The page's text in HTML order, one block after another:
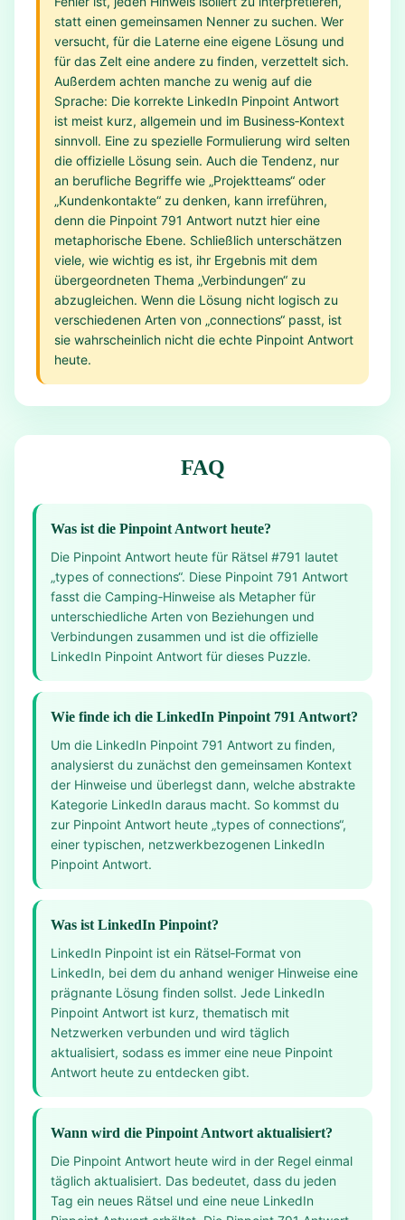
statt einen gemeinsamen Nenner zu suchen. Wer
versucht, für die Laterne eine eigene Lösung und
für das Zelt eine andere zu finden, verzettelt sich.
Außerdem achten manche zu wenig auf die
Sprache: Die korrekte LinkedIn Pinpoint Antwort
ist meist kurz, allgemein und im Business‑Kontext
sinnvoll. Eine zu spezielle Formulierung wird selten
die offizielle Lösung sein. Auch die Tendenz, nur
an berufliche Begriffe wie „Projektteams“ oder
„Kundenkontakte“ zu denken, kann irreführen,
denn die Pinpoint 791 Antwort nutzt hier eine
metaphorische Ebene. Schließlich unterschätzen
viele, wie wichtig es ist, ihr Ergebnis mit dem
übergeordneten Thema „Verbindungen“ zu
abzugleichen. Wenn die Lösung nicht logisch zu
verschiedenen Arten von „connections“ passt, ist
sie wahrscheinlich nicht die echte Pinpoint Antwort
heute.
FAQ
Was ist die Pinpoint Antwort heute?
Die Pinpoint Antwort heute für Rätsel #791 lautet
„types of connections“. Diese Pinpoint 791 Antwort
fasst die Camping‑Hinweise als Metapher für
unterschiedliche Arten von Beziehungen und
Verbindungen zusammen und ist die offizielle
LinkedIn Pinpoint Antwort für dieses Puzzle.
Wie finde ich die LinkedIn Pinpoint 791 Antwort?
Um die LinkedIn Pinpoint 791 Antwort zu finden,
analysierst du zunächst den gemeinsamen Kontext
der Hinweise und überlegst dann, welche abstrakte
Kategorie LinkedIn daraus macht. So kommst du
zur Pinpoint Antwort heute „types of connections“,
einer typischen, netzwerkbezogenen LinkedIn
Pinpoint Antwort.
Was ist LinkedIn Pinpoint?
LinkedIn Pinpoint ist ein Rätsel‑Format von
LinkedIn, bei dem du anhand weniger Hinweise eine
prägnante Lösung finden sollst. Jede LinkedIn
Pinpoint Antwort ist kurz, thematisch mit
Netzwerken verbunden und wird täglich
aktualisiert, sodass es immer eine neue Pinpoint
Antwort heute zu entdecken gibt.
Wann wird die Pinpoint Antwort aktualisiert?
Die Pinpoint Antwort heute wird in der Regel einmal
täglich aktualisiert. Das bedeutet, dass du jeden
Tag ein neues Rätsel und eine neue LinkedIn